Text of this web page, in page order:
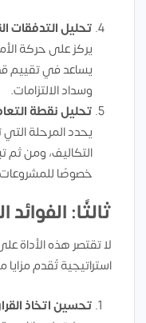
تحليل التدفقات
يركز على حركة
يساعد في تقييم
وسداد الالتزامات.
تحليل نقطة
يحدد المرحلة
التكاليف، ومن ثم
خصوصًا للمشروعات
ثالثًا:
لا تقتصر هذه الأداة
استراتيجية تُقدم مزايا
تحسين اتخاذ